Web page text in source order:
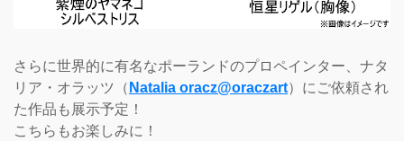
さらに世界的に有名なポーランドのプロペインター、ナタ
リア・オラッツ（ Natalia oracz@oraczart）にご依頼され
た作品も展示予定！
こちらもお楽しみに！